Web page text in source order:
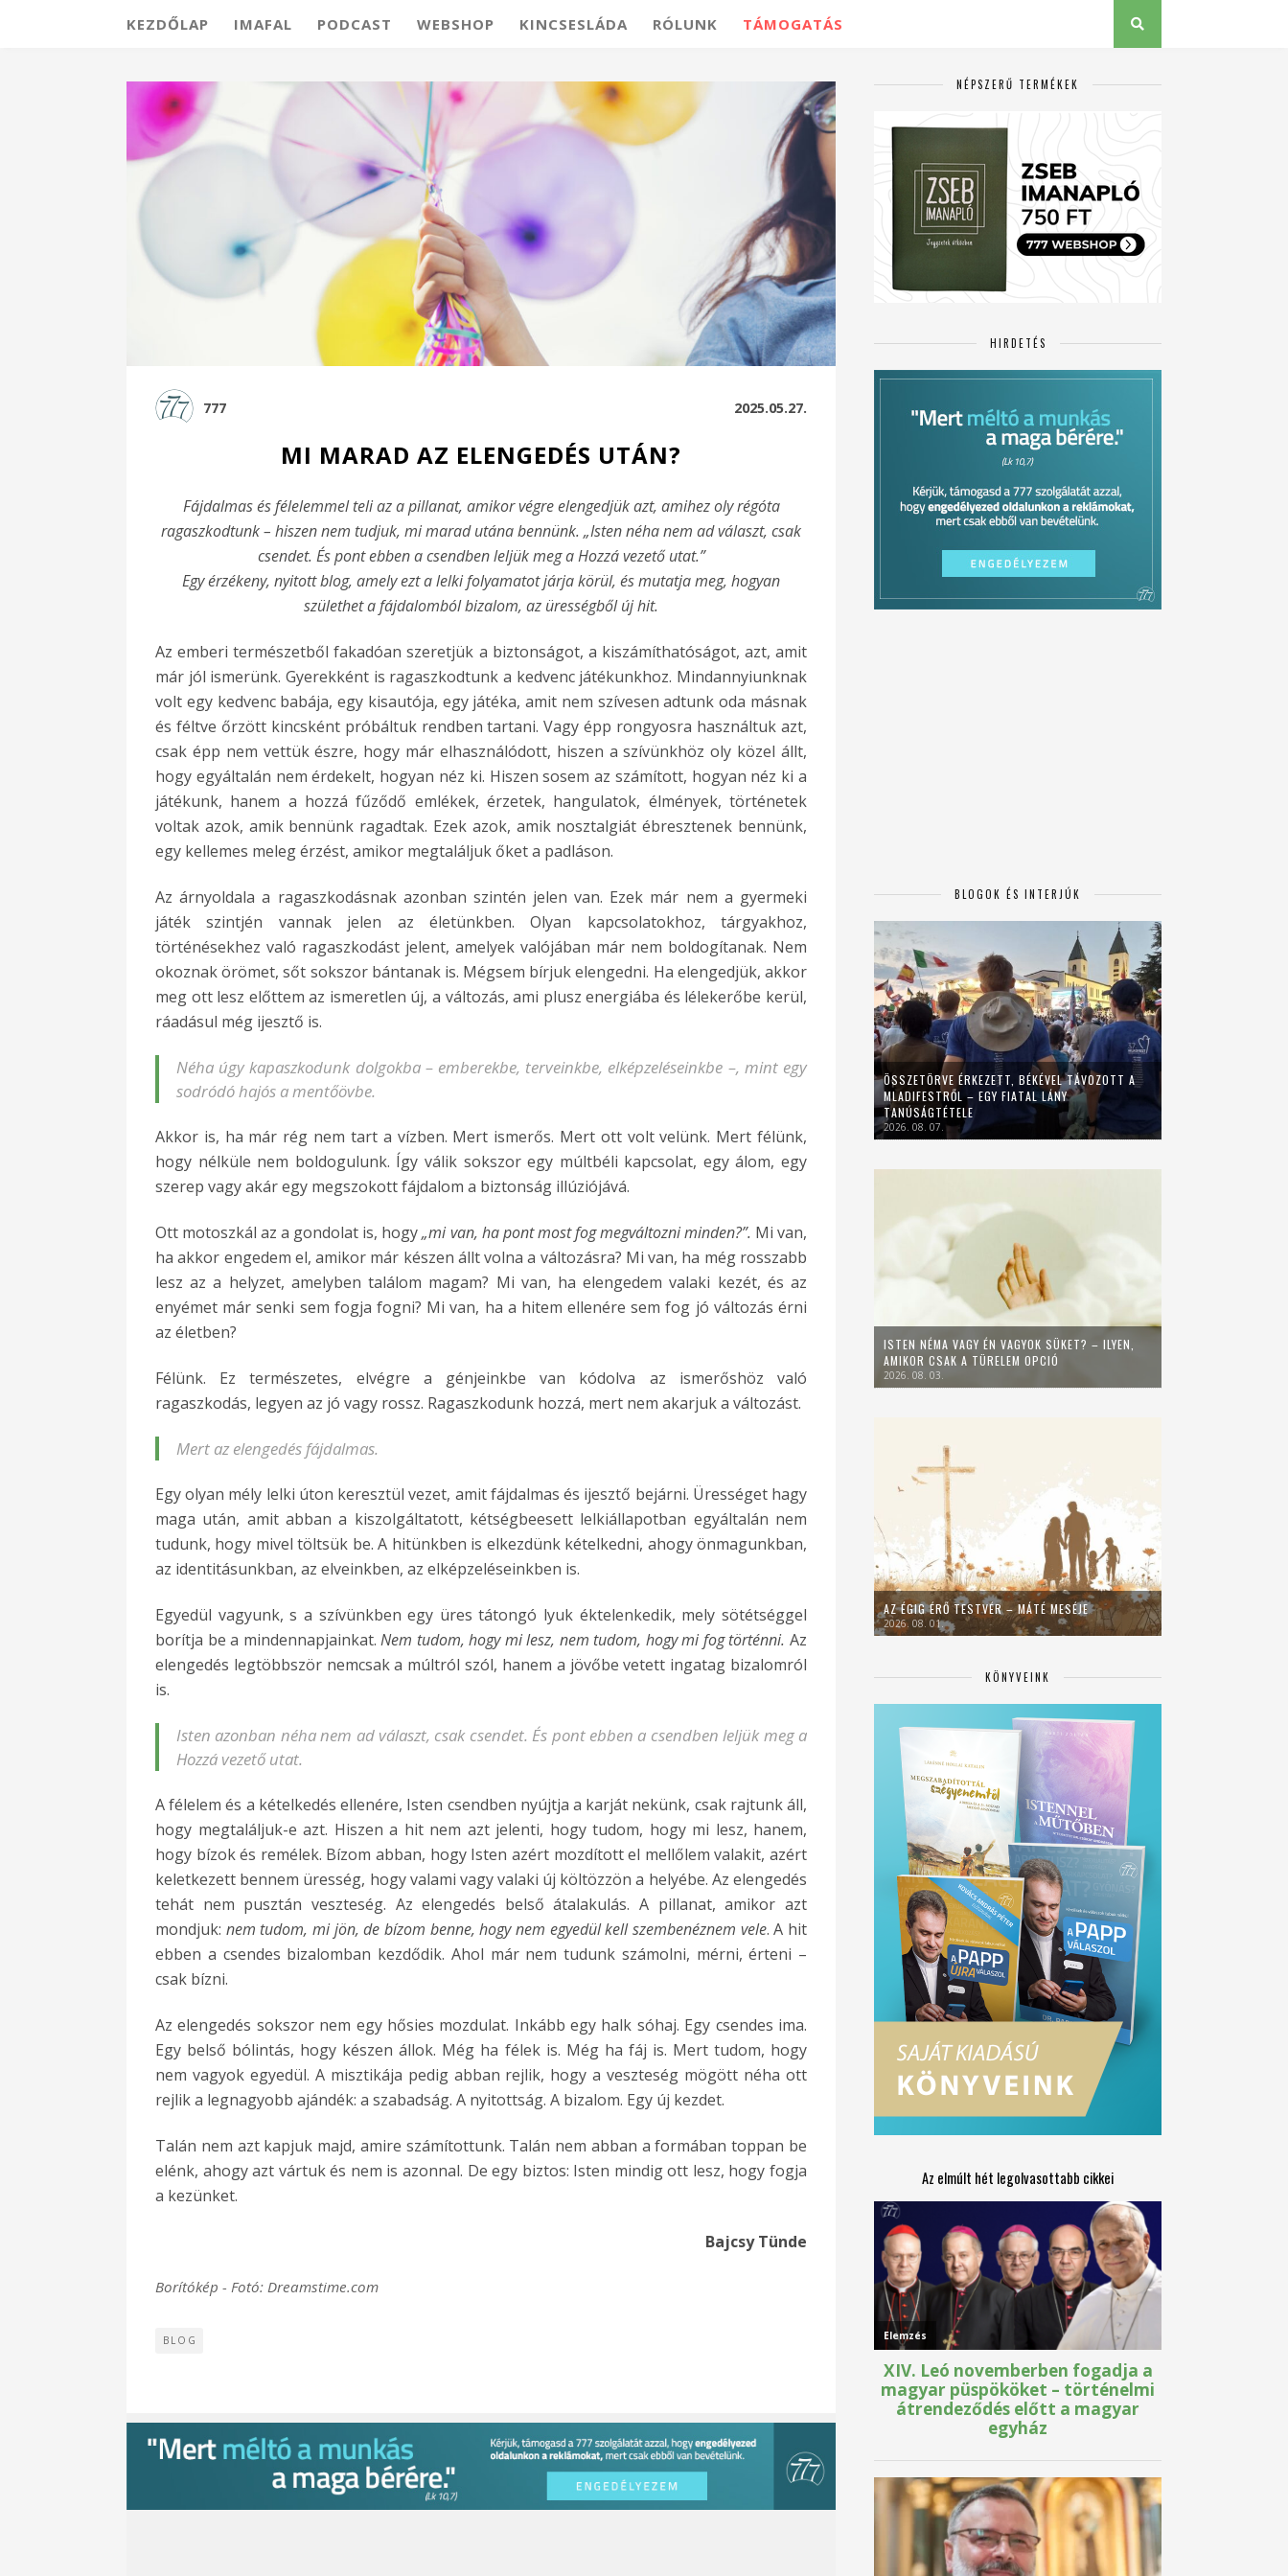
KEZDŐLAP IMAFAL PODCAST WEBSHOP KINCSESLÁDA RÓLUNK TÁMOGATÁS
777 2025.05.27.
MI MARAD AZ ELENGEDÉS UTÁN?
Fájdalmas és félelemmel teli az a pillanat, amikor végre elengedjük azt, amihez oly régóta
ragaszkodtunk – hiszen nem tudjuk, mi marad utána bennünk. „Isten néha nem ad választ, csak
csendet. És pont ebben a csendben leljük meg a Hozzá vezető utat.”
Egy érzékeny, nyitott blog, amely ezt a lelki folyamatot járja körül, és mutatja meg, hogyan
születhet a fájdalomból bizalom, az ürességből új hit.
Az emberi természetből fakadóan szeretjük a biztonságot, a kiszámíthatóságot, azt, amit
már jól ismerünk. Gyerekként is ragaszkodtunk a kedvenc játékunkhoz. Mindannyiunknak
volt egy kedvenc babája, egy kisautója, egy játéka, amit nem szívesen adtunk oda másnak
és féltve őrzött kincsként próbáltuk rendben tartani. Vagy épp rongyosra használtuk azt,
csak épp nem vettük észre, hogy már elhasználódott, hiszen a szívünkhöz oly közel állt,
hogy egyáltalán nem érdekelt, hogyan néz ki. Hiszen sosem az számított, hogyan néz ki a
játékunk, hanem a hozzá fűződő emlékek, érzetek, hangulatok, élmények, történetek
voltak azok, amik bennünk ragadtak. Ezek azok, amik nosztalgiát ébresztenek bennünk,
egy kellemes meleg érzést, amikor megtaláljuk őket a padláson.
Az árnyoldala a ragaszkodásnak azonban szintén jelen van. Ezek már nem a gyermeki
játék szintjén vannak jelen az életünkben. Olyan kapcsolatokhoz, tárgyakhoz,
történésekhez való ragaszkodást jelent, amelyek valójában már nem boldogítanak. Nem
okoznak örömet, sőt sokszor bántanak is. Mégsem bírjuk elengedni. Ha elengedjük, akkor
meg ott lesz előttem az ismeretlen új, a változás, ami plusz energiába és lélekerőbe kerül,
ráadásul még ijesztő is.
Néha úgy kapaszkodunk dolgokba – emberekbe, terveinkbe, elképzeléseinkbe –, mint egy
sodródó hajós a mentőövbe.
Akkor is, ha már rég nem tart a vízben. Mert ismerős. Mert ott volt velünk. Mert félünk,
hogy nélküle nem boldogulunk. Így válik sokszor egy múltbéli kapcsolat, egy álom, egy
szerep vagy akár egy megszokott fájdalom a biztonság illúziójává.
Ott motoszkál az a gondolat is, hogy„mi van, ha pont most fog megváltozni minden?”. Mi van,
ha akkor engedem el, amikor már készen állt volna a változásra? Mi van, ha még rosszabb
lesz az a helyzet, amelyben találom magam? Mi van, ha elengedem valaki kezét, és az
enyémet már senki sem fogja fogni? Mi van, ha a hitem ellenére sem fog jó változás érni
az életben?
Félünk. Ez természetes, elvégre a génjeinkbe van kódolva az ismerőshöz való
ragaszkodás, legyen az jó vagy rossz. Ragaszkodunk hozzá, mert nem akarjuk a változást.
Mert az elengedés fájdalmas.
Egy olyan mély lelki úton keresztül vezet, amit fájdalmas és ijesztő bejárni. Ürességet hagy
maga után, amit abban a kiszolgáltatott, kétségbeesett lelkiállapotban egyáltalán nem
tudunk, hogy mivel töltsük be. A hitünkben is elkezdünk kételkedni, ahogy önmagunkban,
az identitásunkban, az elveinkben, az elképzeléseinkben is.
Egyedül vagyunk, s a szívünkben egy üres tátongó lyuk éktelenkedik, mely sötétséggel
borítja be a mindennapjainkat.Nem tudom, hogy mi lesz, nem tudom, hogy mi fog történni. Az
elengedés legtöbbször nemcsak a múltról szól, hanem a jövőbe vetett ingatag bizalomról
is.
Isten azonban néha nem ad választ, csak csendet. És pont ebben a csendben leljük meg a
Hozzá vezető utat.
A félelem és a kételkedés ellenére, Isten csendben nyújtja a karját nekünk, csak rajtunk áll,
hogy megtaláljuk-e azt. Hiszen a hit nem azt jelenti, hogy tudom, hogy mi lesz, hanem,
hogy bízok és remélek. Bízom abban, hogy Isten azért mozdított el mellőlem valakit, azért
keletkezett bennem üresség, hogy valami vagy valaki új költözzön a helyébe. Az elengedés
tehát nem pusztán veszteség. Az elengedés belső átalakulás. A pillanat, amikor azt
mondjuk: nem tudom, mi jön, de bízom benne, hogy nem egyedül kell szembenéznem vele. A hit
ebben a csendes bizalomban kezdődik. Ahol már nem tudunk számolni, mérni, érteni –
csak bízni.
Az elengedés sokszor nem egy hősies mozdulat. Inkább egy halk sóhaj. Egy csendes ima.
Egy belső bólintás, hogy készen állok. Még ha félek is. Még ha fáj is. Mert tudom, hogy
nem vagyok egyedül. A misztikája pedig abban rejlik, hogy a veszteség mögött néha ott
rejlik a legnagyobb ajándék: a szabadság. A nyitottság. A bizalom. Egy új kezdet.
Talán nem azt kapjuk majd, amire számítottunk. Talán nem abban a formában toppan be
elénk, ahogy azt vártuk és nem is azonnal. De egy biztos: Isten mindig ott lesz, hogy fogja
a kezünket.
Bajcsy Tünde
Borítókép - Fotó: Dreamstime.com
BLOG
NÉPSZERŰ TERMÉKEK
HIRDETÉS
BLOGOK ÉS INTERJÚK
ÖSSZETÖRVE ÉRKEZETT, BÉKÉVEL TÁVOZOTT A
MLADIFESTRŐL – EGY FIATAL LÁNY
TANÚSÁGTÉTELE
2026. 08. 07.
ISTEN NÉMA VAGY ÉN VAGYOK SÜKET? – ILYEN,
AMIKOR CSAK A TÜRELEM OPCIÓ
2026. 08. 03.
AZ ÉGIG ÉRŐ TESTVÉR – MÁTÉ MESÉJE
2026. 08. 01.
KÖNYVEINK
Az elmúlt hét legolvasottabb cikkei